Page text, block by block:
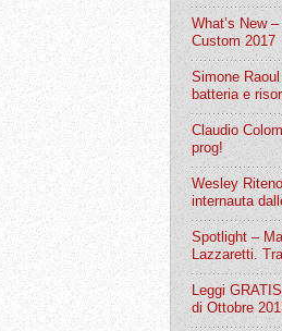
What’s New
Custom 2017
Simone
batteria e
Claudio
prog!
Wesley
internauta
Spotlight –
Lazzaretti.
Leggi
di Ottobre